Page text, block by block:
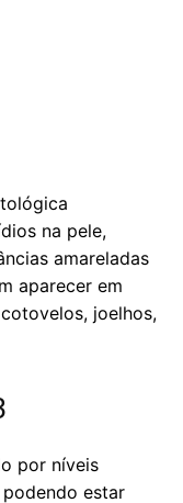
na pele,
amareladas
aparecer em
joelhos,
por níveis
estar